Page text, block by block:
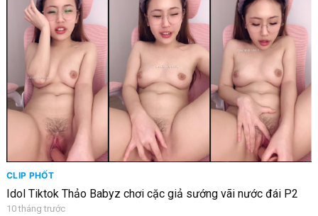
CLIP PHỐT
Idol Tiktok Thảo Babyz chơi cặc giả sướng vãi nước đái P2
10 tháng trước